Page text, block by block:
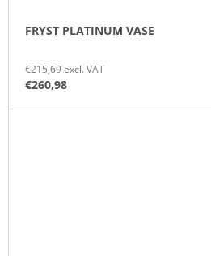
FRYST PLATINUM VASE
€215,69 excl. VAT
€260,98